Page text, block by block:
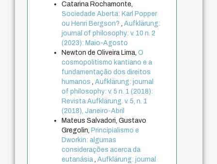
Catarina Rochamonte,
Sociedade Aberta: Karl Popper
ou Henri Bergson?,Aufklärung:
journal of philosophy: v. 10 n. 2
(2023): Maio-Agosto
Newton de Oliveira Lima,O
cosmopolitismo kantiano e a
fundamentação dos direitos
humanos,Aufklärung: journal
of philosophy: v. 5 n. 1 (2018):
Revista Aufklärung. v. 5, n. 1
(2018), Janeiro-Abril
Mateus Salvadori, Gustavo
Gregolin, Principialismo e
Dworkin: algumas
considerações acerca da
eutanásia,Aufklärung: journal